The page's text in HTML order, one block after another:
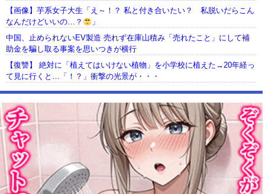
【画像】芋系女子大生「え～！？ 私と付き合いたい？ 私脱いだらこん
なんだけどいいの…？
」
中国、止められないEV製造 売れず在庫山積み「売れたこと」にして補
助金を騙し取る事案を思いつきが横行
【復讐】 絶対に「植えてはいけない植物」を小学校に植えた→20年経っ
て見に行くと…「！？」衝撃の光景が・・・
【動画】USJの禁止エリアに子どもたちが続々乱入 → スタッフが注意し
ても止まらない事態に
Powered by livedoor 相互RSS